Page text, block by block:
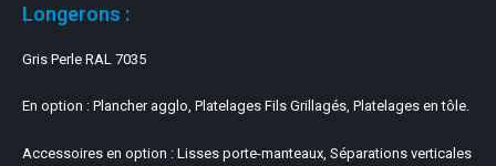
Longerons :
Gris Perle RAL 7035
En option : Plancher agglo, Platelages Fils Grillagés, Platelages en tôle.
Accessoires en option : Lisses porte-manteaux, Séparations verticales